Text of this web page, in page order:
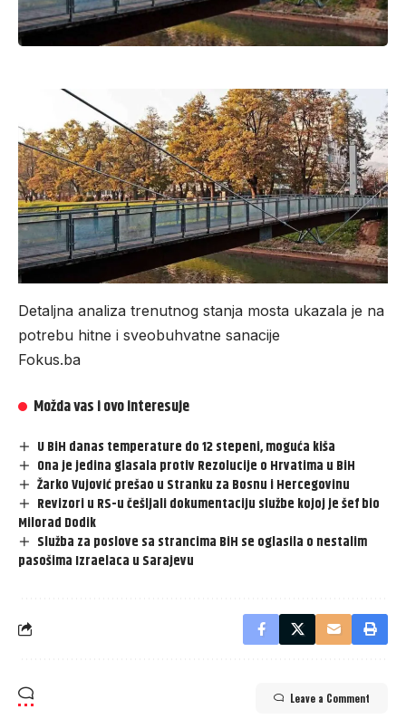
Detaljna analiza trenutnog stanja mosta ukazala je na
potrebu hitne i sveobuhvatne sanacije
Fokus.ba
Možda vas i ovo interesuje
U BiH danas temperature do 12 stepeni, moguća kiša
Ona je jedina glasala protiv Rezolucije o Hrvatima u BiH
Žarko Vujović prešao u Stranku za Bosnu i Hercegovinu
Revizori u RS-u češljali dokumentaciju službe kojoj je šef bio
Milorad Dodik
Služba za poslove sa strancima BiH se oglasila o nestalim
pasošima Izraelaca u Sarajevu
Leave a Comment